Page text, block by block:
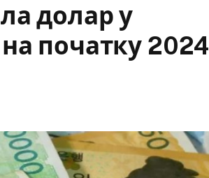
долар у
початку 2024